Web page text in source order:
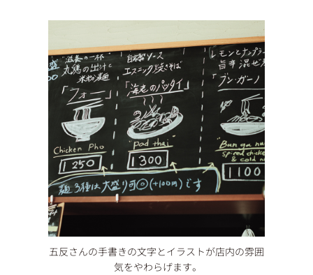
五反さんの手書きの文字とイラストが店内の雰囲
気をやわらげます。